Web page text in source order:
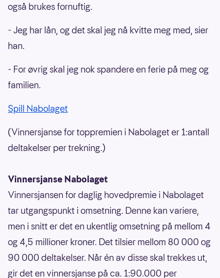
også brukes fornuftig.
- Jeg har lån, og det skal jeg nå kvitte meg med, sier
han.
- For øvrig skal jeg nok spandere en ferie på meg og
familien.
Spill Nabolaget
(Vinnersjanse for toppremien i Nabolaget er 1:antall
deltakelser per trekning.)
Vinnersjanse Nabolaget
Vinnersjansen for daglig hovedpremie i Nabolaget
tar utgangspunkt i omsetning. Denne kan variere,
men i snitt er det en ukentlig omsetning på mellom 4
og 4,5 millioner kroner. Det tilsier mellom 80 000 og
90 000 deltakelser. Når én av disse skal trekkes ut,
gir det en vinnersjanse på ca. 1:90.000 per